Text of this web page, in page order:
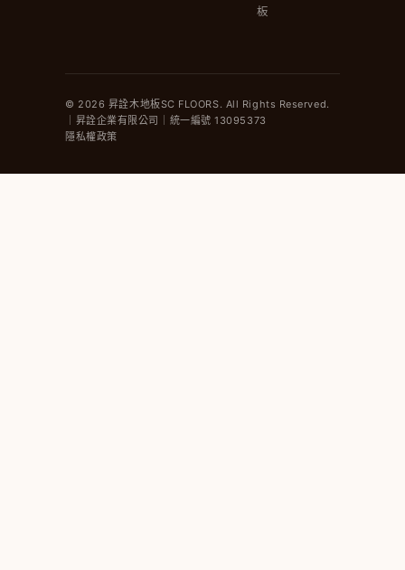
板
© 2026 昇詮木地板SC FLOORS. All Rights Reserved.
｜昇詮企業有限公司｜統一編號 13095373
隱私權政策